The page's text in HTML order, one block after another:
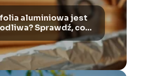
folia aluminiowa jest
Sprawdź, co
mówią eksperci